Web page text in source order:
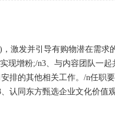
激发并引导有购物潜在需求
增粉;/n3、与内容团队一
排的其他相关工作。/n任职
认同东方甄选企业文化价